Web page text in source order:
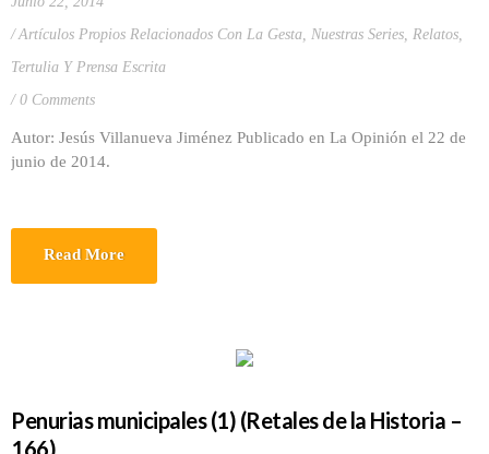
Artículos Propios Relacionados Con La Gesta, Nuestras Series, Relatos,
Tertulia Y Prensa Escrita
0 Comments
Autor: Jesús Villanueva Jiménez Publicado en La Opinión el 22 de
junio de 2014.
Read More
Penurias municipales (1) (Retales de la Historia –
166)